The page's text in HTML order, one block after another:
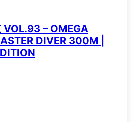
VOL.93 – OMEGA
DIVER 300M |